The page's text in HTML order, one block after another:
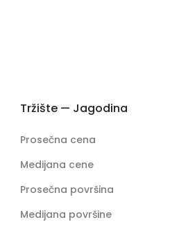
Tržište — Jagodina
Prosečna cena
Medijana cene
Prosečna površina
Medijana površine